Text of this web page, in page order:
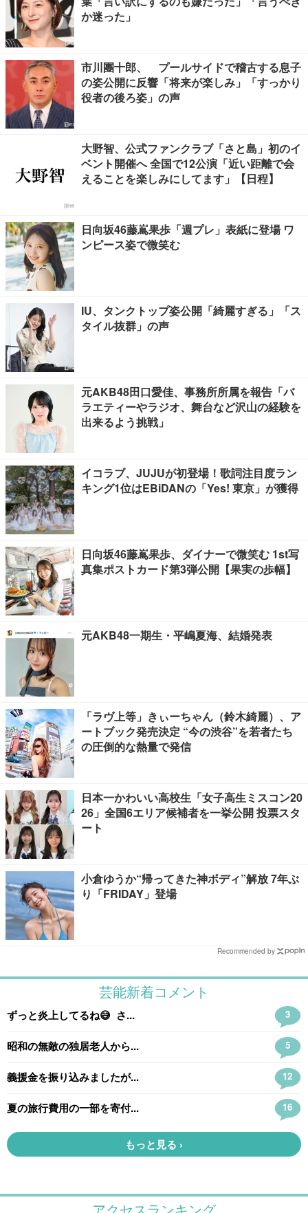
か迷った」
市川團十郎、 プールサイドで稽古する息子
の姿公開に反響「将来が楽しみ」「すっかり
役者の後ろ姿」の声
大野智、公式ファンクラブ「さと島」初のイ
ベント開催へ 全国で12公演「近い距離で会
えることを楽しみにしてます」【日程】
日向坂46藤嶌果歩「週プレ」表紙に登場 ワ
ンピース姿で微笑む
IU、タンクトップ姿公開「綺麗すぎる」「ス
タイル抜群」の声
元AKB48田口愛佳、事務所所属を報告「バ
ラエティーやラジオ、舞台など沢山の経験を
出来るよう挑戦」
イコラブ、JUJUが初登場！歌詞注目度ラン
キング1位はEBiDANの「Yes! 東京」が獲得
日向坂46藤嶌果歩、ダイナーで微笑む 1st写
真集ポストカード第3弾公開【果実の歩幅】
元AKB48一期生・平嶋夏海、結婚発表
「ラヴ上等」きぃーちゃん（鈴木綺麗）、ア
ートブック発売決定 “今の渋谷”を若者たち
の圧倒的な熱量で発信
日本一かわいい高校生「女子高生ミスコン20
26」全国6エリア候補者を一挙公開 投票スタ
ート
小倉ゆうか“帰ってきた神ボディ”解放 7年ぶ
り「FRIDAY」登場
Recommended by
アクセスランキング